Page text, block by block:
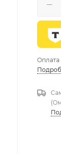
Оплата